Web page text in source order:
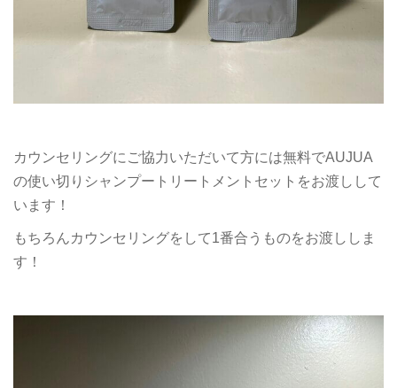
カウンセリングにご協力いただいて方には無料でAUJUA
の使い切りシャンプートリートメントセットをお渡しして
います！
もちろんカウンセリングをして1番合うものをお渡ししま
す！